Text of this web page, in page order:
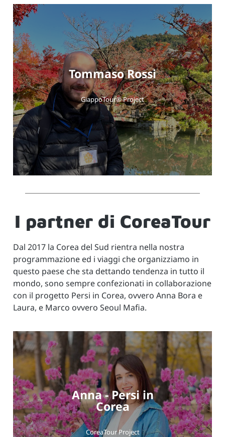
Tommaso Rossi
GiappoTour® Project
I partner di CoreaTour
Dal 2017 la Corea del Sud rientra nella nostra
programmazione ed i viaggi che organizziamo in
questo paese che sta dettando tendenza in tutto il
mondo, sono sempre confezionati in collaborazione
con il progetto Persi in Corea, ovvero Anna Bora e
Laura, e Marco ovvero Seoul Mafia.
Anna - Persi in
Corea
CoreaTour Project